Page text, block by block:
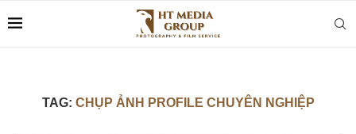
TAG: CHỤP ẢNH PROFILE CHUYÊN NGHIỆP